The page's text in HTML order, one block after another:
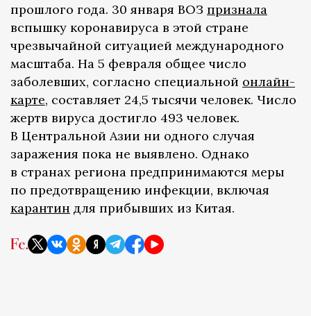
прошлого года. 30 января ВОЗ признала
вспышку коронавируса в этой стране
чрезвычайной ситуацией международного
масштаба. На 5 февраля общее число
заболевших, согласно специальной онлайн-
карте, составляет 24,5 тысячи человек. Число
жертв вируса достигло 493 человек.
В Центральной Азии ни одного случая
заражения пока не выявлено. Однако
в странах региона предпринимаются меры
по предотвращению инфекции, включая
карантин для прибывших из Китая.